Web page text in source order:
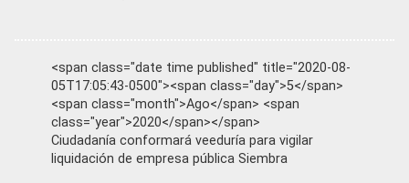
<span class="date time published" title="2020-08-
05T17:05:43-0500"><span class="day">5</span>
<span class="month">Ago</span> <span
class="year">2020</span></span>
Ciudadanía conformará veeduría para vigilar
liquidación de empresa pública Siembra